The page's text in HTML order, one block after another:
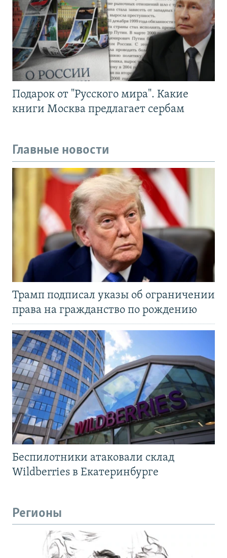
Подарок от "Русского мира". Какие
книги Москва предлагает сербам
Главные новости
Трамп подписал указы об ограничении
права на гражданство по рождению
Беспилотники атаковали склад
Wildberries в Екатеринбурге
Регионы